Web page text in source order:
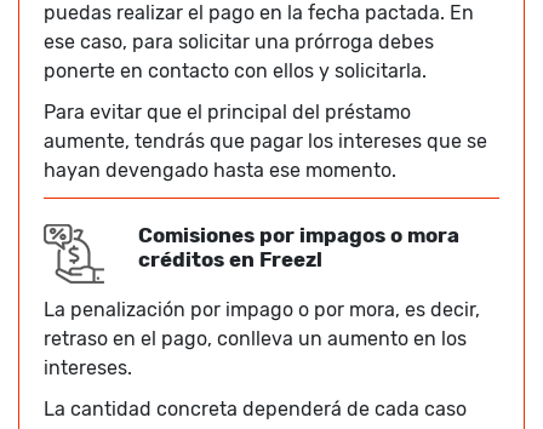
puedas realizar el pago en la fecha pactada. En
ese caso, para solicitar una prórroga debes
ponerte en contacto con ellos y solicitarla.
Para evitar que el principal del préstamo
aumente, tendrás que pagar los intereses que se
hayan devengado hasta ese momento.
Comisiones por impagos o mora
créditos en Freezl
La penalización por impago o por mora, es decir,
retraso en el pago, conlleva un aumento en los
intereses.
La cantidad concreta dependerá de cada caso